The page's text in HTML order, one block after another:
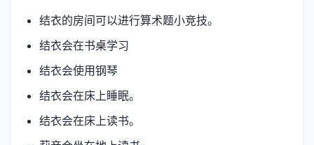
结衣的房间可以进行算术题小竞技。
结衣会在书桌学习
结衣会使用钢琴
结衣会在床上睡眠。
结衣会在床上读书。